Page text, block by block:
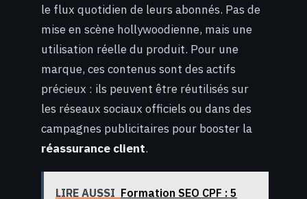
le flux quotidien de leurs abonnés. Pas de
mise en scène hollywoodienne, mais une
utilisation réelle du produit. Pour une
marque, ces contenus sont des actifs
précieux : ils peuvent être réutilisés sur
les réseaux sociaux officiels ou dans des
campagnes publicitaires pour booster la
réassurance client.
LIRE AUSSI Formation SEO CPF : 5